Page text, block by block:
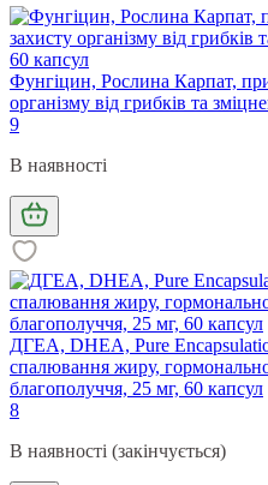
Фунгіцин, Рослина Карпат,
організму від грибків та
9
В наявності
ДГЕА, DHEA, Pure
спалювання жиру,
благополуччя, 25 мг, 60 капсул
8
В наявності (закінчується)